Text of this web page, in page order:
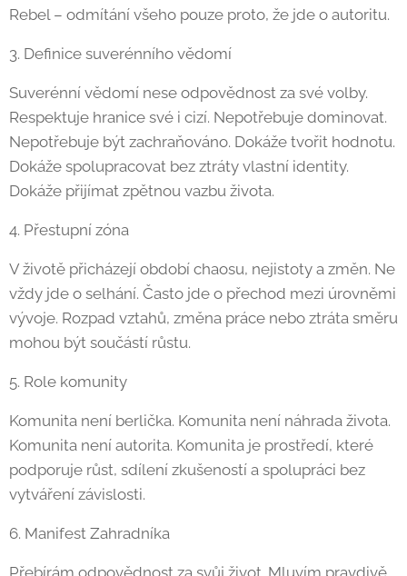
Rebel – odmítání všeho pouze proto, že jde o autoritu.
3. Definice suverénního vědomí
Suverénní vědomí nese odpovědnost za své volby.
Respektuje hranice své i cizí. Nepotřebuje dominovat.
Nepotřebuje být zachraňováno. Dokáže tvořit hodnotu.
Dokáže spolupracovat bez ztráty vlastní identity.
Dokáže přijímat zpětnou vazbu života.
4. Přestupní zóna
V životě přicházejí období chaosu, nejistoty a změn. Ne
vždy jde o selhání. Často jde o přechod mezi úrovněmi
vývoje. Rozpad vztahů, změna práce nebo ztráta směru
mohou být součástí růstu.
5. Role komunity
Komunita není berlička. Komunita není náhrada života.
Komunita není autorita. Komunita je prostředí, které
podporuje růst, sdílení zkušeností a spolupráci bez
vytváření závislosti.
6. Manifest Zahradníka
Přebírám odpovědnost za svůj život. Mluvím pravdivě.